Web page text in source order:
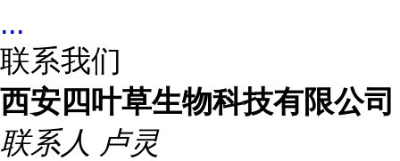
...
联系我们
西安四叶草生物科技有限公司
联系人 卢灵